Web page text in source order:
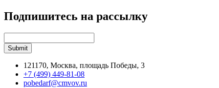
Подпишитесь на рассылку
121170, Москва, площадь Победы, 3
+7 (499) 449-81-08
pobedarf@cmvov.ru